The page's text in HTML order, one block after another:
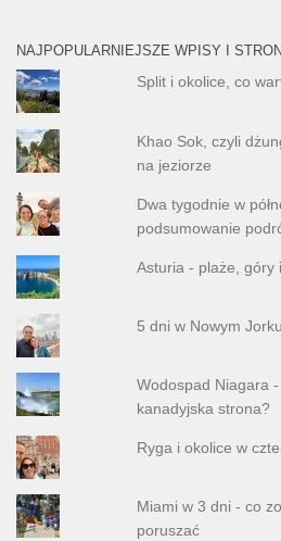
NAJPOPULARNIEJSZE WPISY I
Split i okolice, co
Khao Sok, czyli
na jeziorze
Dwa tygodnie w
podsumowanie
Asturia - plaże, góry
5 dni w Nowym
Wodospad Niagara
kanadyjska strona?
Ryga i okolice w
Miami w 3 dni - co
poruszać